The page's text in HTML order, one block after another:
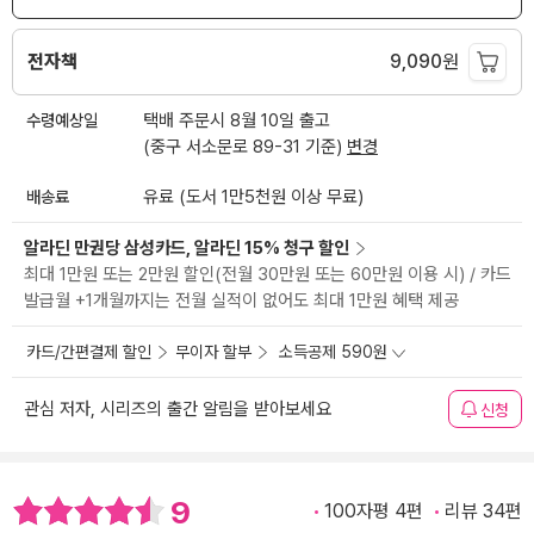
전자책 9,090원
수령예상일
택배 주문시 8월 10일 출고
(중구 서소문로 89-31 기준) 변경
배송료 유료 (도서 1만5천원 이상 무료)
알라딘 만권당 삼성카드, 알라딘 15% 청구 할인
최대 1만원 또는 2만원 할인(전월 30만원 또는 60만원 이용 시) / 카드
발급월 +1개월까지는 전월 실적이 없어도 최대 1만원 혜택 제공
카드/간편결제 할인 무이자 할부 소득공제 590원
관심 저자, 시리즈의 출간 알림을 받아보세요 신청
9 100자평 4편 리뷰 34편